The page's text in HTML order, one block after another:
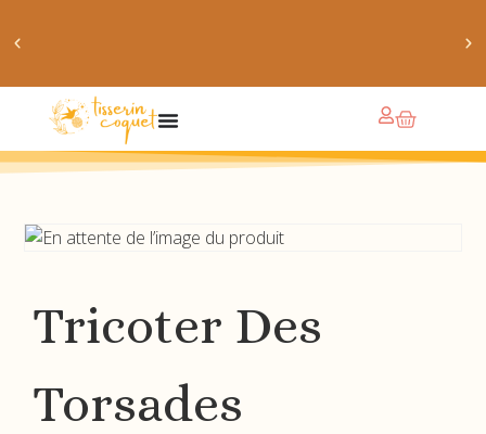
obtiens 20% de réduction sur ton prochain achat de
Tricoter Des
Torsades